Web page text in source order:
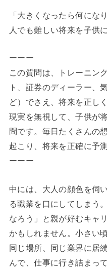
「大きくなったら何にな
人でも難しい将来を子供
ーーー
この質問は、トレーニン
ト、証券のディーラー、
ど）でさえ、将来を正し
現実を無視して、子供が
問です。毎日たくさんの
起こり、将来を正確に予
ーーー
中には、大人の顔色を伺
る職業を口にしてしまう
なろう」と親が好むキャ
かもしれません。小さい
同じ場所、同じ業界に居
んで、仕事に行き詰まっ